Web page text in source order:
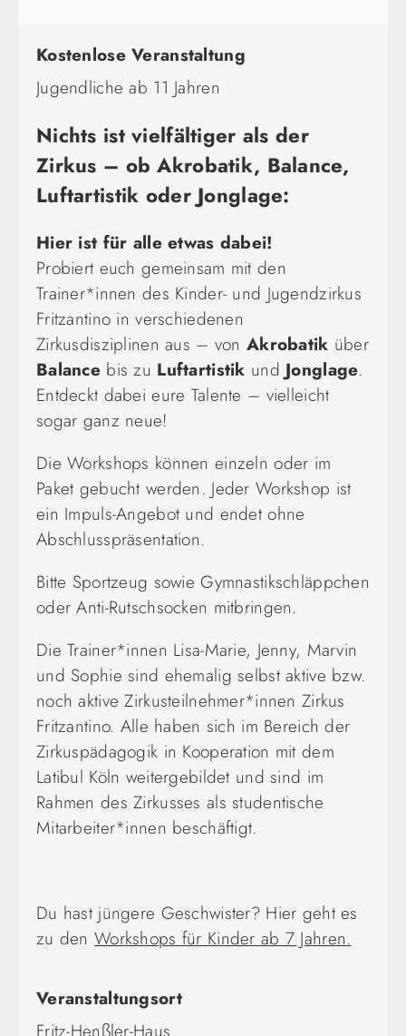
Kostenlose Veranstaltung
Jugendliche ab 11 Jahren
Nichts ist vielfältiger als der
Zirkus – ob Akrobatik, Balance,
Luftartistik oder Jonglage:
Hier ist für alle etwas dabei!
Probiert euch gemeinsam mit den
Trainer*innen des Kinder- und Jugendzirkus
Fritzantino in verschiedenen
Zirkusdisziplinen aus – von Akrobatik über
Balance bis zu Luftartistik und Jonglage.
Entdeckt dabei eure Talente – vielleicht
sogar ganz neue!
Die Workshops können einzeln oder im
Paket gebucht werden. Jeder Workshop ist
ein Impuls-Angebot und endet ohne
Abschlusspräsentation.
Bitte Sportzeug sowie Gymnastikschläppchen
oder Anti-Rutschsocken mitbringen.
Die Trainer*innen Lisa-Marie, Jenny, Marvin
und Sophie sind ehemalig selbst aktive bzw.
noch aktive Zirkusteilnehmer*innen Zirkus
Fritzantino. Alle haben sich im Bereich der
Zirkuspädagogik in Kooperation mit dem
Latibul Köln weitergebildet und sind im
Rahmen des Zirkusses als studentische
Mitarbeiter*innen beschäftigt.
Du hast jüngere Geschwister? Hier geht es
zu den Workshops für Kinder ab 7 Jahren.
Veranstaltungsort